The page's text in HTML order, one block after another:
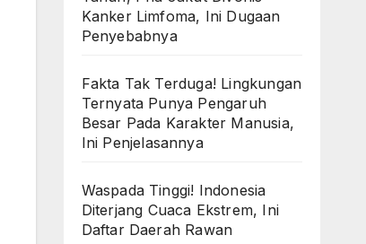
Kanker Limfoma, Ini Dugaan
Penyebabnya
Fakta Tak Terduga! Lingkungan
Ternyata Punya Pengaruh
Besar Pada Karakter Manusia,
Ini Penjelasannya
Waspada Tinggi! Indonesia
Diterjang Cuaca Ekstrem, Ini
Daftar Daerah Rawan